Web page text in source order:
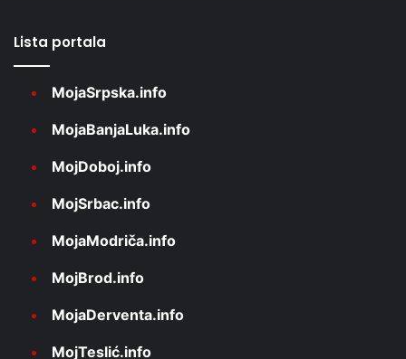
Lista portala
MojaSrpska.info
MojaBanjaLuka.info
MojDoboj.info
MojSrbac.info
MojaModriča.info
MojBrod.info
MojaDerventa.info
MojTeslić.info